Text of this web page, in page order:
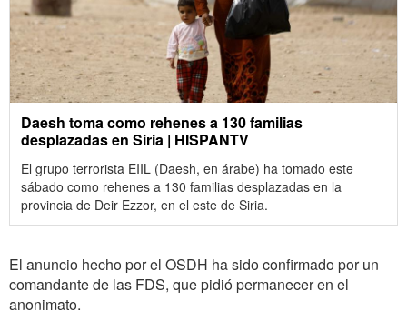
Daesh toma como rehenes a 130 familias
desplazadas en Siria | HISPANTV
El grupo terrorista EIIL (Daesh, en árabe) ha tomado este
sábado como rehenes a 130 familias desplazadas en la
provincia de Deir Ezzor, en el este de Siria.
El anuncio hecho por el OSDH ha sido confirmado por un
comandante de las FDS, que pidió permanecer en el
anonimato.